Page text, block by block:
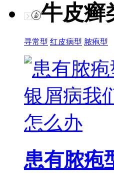
牛皮癣
寻常型 红皮病型 脓疱型
患有脓疱